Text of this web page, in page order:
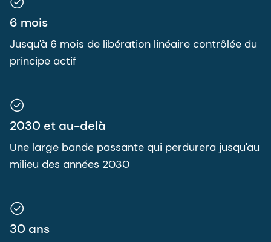
6 mois
Jusqu'à 6 mois de libération linéaire contrôlée du
principe actif
2030 et au-delà
Une large bande passante qui perdurera jusqu'au
milieu des années 2030
30 ans